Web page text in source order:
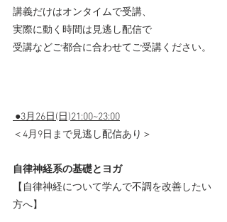
講義だけはオンタイムで受講、
実際に動く時間は見逃し配信で
受講などご都合に合わせてご受講ください。
●3月26日(日)21:00~23:00
＜4月9日まで見逃し配信あり＞
自律神経系の基礎とヨガ
【自律神経について学んで不調を改善したい
方へ】